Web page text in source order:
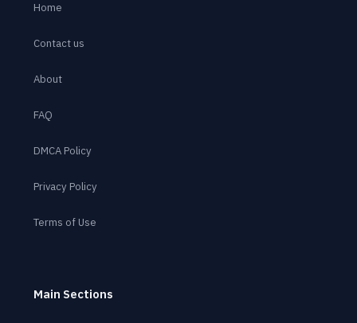
Home
Contact us
About
FAQ
DMCA Policy
Privacy Policy
Terms of Use
Main Sections